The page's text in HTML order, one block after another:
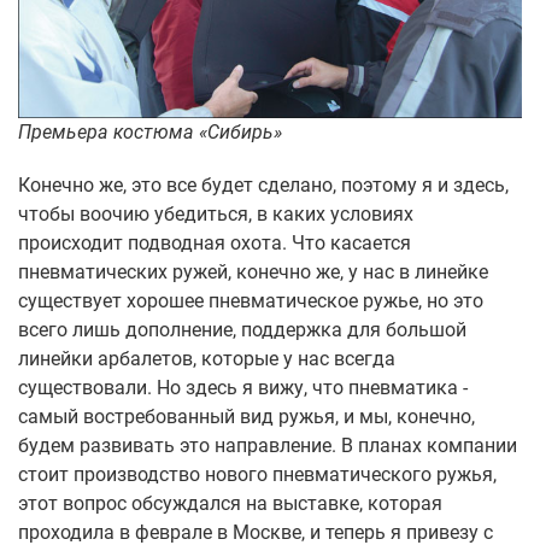
Премьера костюма «Сибирь»
Конечно же, это все будет сделано, поэтому я и здесь,
чтобы воочию убедиться, в каких условиях
происходит подводная охота. Что касается
пневматических ружей, конечно же, у нас в линейке
существует хорошее пневматическое ружье, но это
всего лишь дополнение, поддержка для большой
линейки арбалетов, которые у нас всегда
существовали. Но здесь я вижу, что пневматика -
самый востребованный вид ружья, и мы, конечно,
будем развивать это направление. В планах компании
стоит производство нового пневматического ружья,
этот вопрос обсуждался на выставке, которая
проходила в феврале в Москве, и теперь я привезу с